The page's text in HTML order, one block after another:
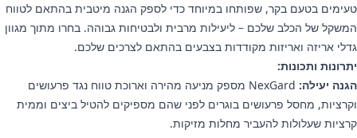
טעימים בטעם בקר, שפותחו במיוחד כדי לספק הגנה מיטבית בהתאם לטווח
המשקל של הכלב שלכם – ליעילות מרבית ולבטיחות גבוהה. בחרו מתוך מגוון
גדלי אריזה ואריזות מקודדות בצבעים בהתאם לצרכים שלכם.
יתרונות ותכונות:
הגנה יעילה:
NexGard מספק מניעה מהירה וארוכת טווח נגד פרעושים
וקרציות, מחסל פרעושים בוגרים לפני שהם מספיקים להטיל ביצים וממית
קרציות שעלולות להעביר מחלות מזיקות.